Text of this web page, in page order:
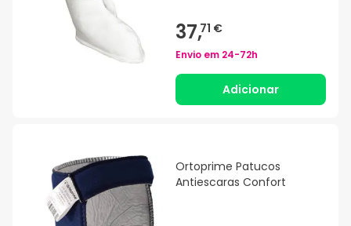
37,71 €
Envio em 24-72h
Adicionar
Ortoprime Patucos
Antiescaras Confort